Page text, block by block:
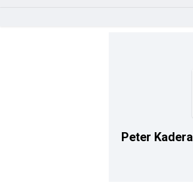
Peter Kadera